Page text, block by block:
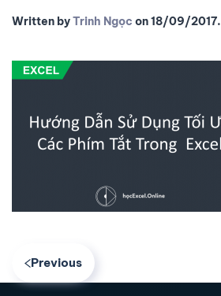
Written byTrinh Ngọc on18/09/2017.
Previous